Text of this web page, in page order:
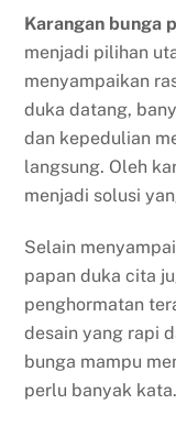
Karangan bunga
menjadi pilihan
menyampaikan
duka datang,
dan kepedulian
langsung. Oleh
menjadi solusi
Selain
papan duka cita
penghormatan
desain yang rapi
bunga mampu
perlu banyak kata.